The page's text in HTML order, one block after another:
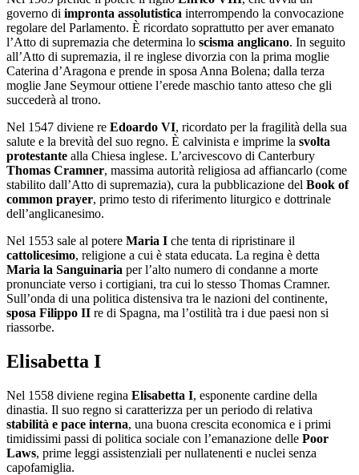
governo di impronta assolutistica interrompendo la convocazione
regolare del Parlamento. È ricordato soprattutto per aver emanato
l’Atto di supremazia che determina lo scisma anglicano. In seguito
all’Atto di supremazia, il re inglese divorzia con la prima moglie
Caterina d’Aragona e prende in sposa Anna Bolena; dalla terza
moglie Jane Seymour ottiene l’erede maschio tanto atteso che gli
succederà al trono.
Nel 1547 diviene re Edoardo VI, ricordato per la fragilità della sua
salute e la brevità del suo regno. È calvinista e imprime la svolta
protestante alla Chiesa inglese. L’arcivescovo di Canterbury
Thomas Cramner, massima autorità religiosa ad affiancarlo (come
stabilito dall’Atto di supremazia), cura la pubblicazione del Book of
common prayer, primo testo di riferimento liturgico e dottrinale
dell’anglicanesimo.
Nel 1553 sale al potere Maria I che tenta di ripristinare il
cattolicesimo, religione a cui è stata educata. La regina è detta
Maria la Sanguinaria per l’alto numero di condanne a morte
pronunciate verso i cortigiani, tra cui lo stesso Thomas Cramner.
Sull’onda di una politica distensiva tra le nazioni del continente,
sposa Filippo II re di Spagna, ma l’ostilità tra i due paesi non si
riassorbe.
Elisabetta I
Nel 1558 diviene regina Elisabetta I, esponente cardine della
dinastia. Il suo regno si caratterizza per un periodo di relativa
stabilità e pace interna, una buona crescita economica e i primi
timidissimi passi di politica sociale con l’emanazione delle Poor
Laws, prime leggi assistenziali per nullatenenti e nuclei senza
capofamiglia.